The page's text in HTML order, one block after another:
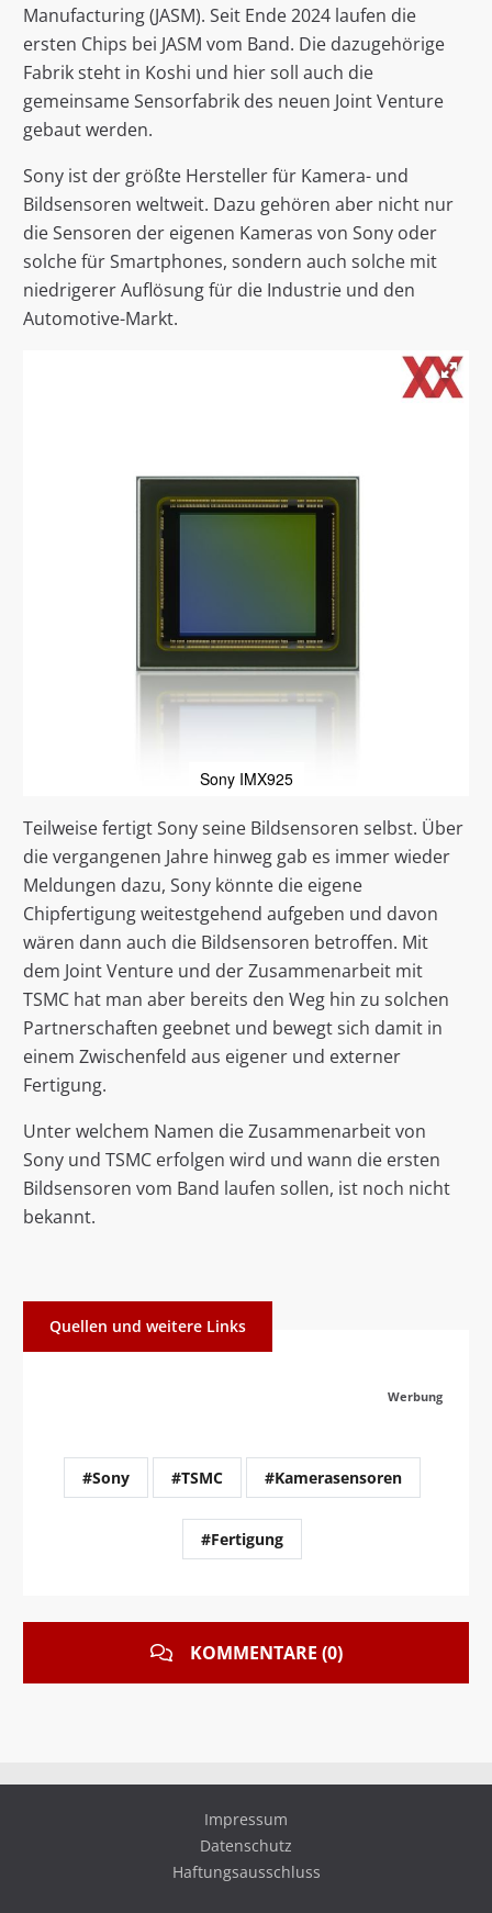
Manufacturing (JASM). Seit Ende 2024 laufen die
ersten Chips bei JASM vom Band. Die dazugehörige
Fabrik steht in Koshi und hier soll auch die
gemeinsame Sensorfabrik des neuen Joint Venture
gebaut werden.
Sony ist der größte Hersteller für Kamera- und
Bildsensoren weltweit. Dazu gehören aber nicht nur
die Sensoren der eigenen Kameras von Sony oder
solche für Smartphones, sondern auch solche mit
niedrigerer Auflösung für die Industrie und den
Automotive-Markt.
Sony IMX925
Teilweise fertigt Sony seine Bildsensoren selbst. Über
die vergangenen Jahre hinweg gab es immer wieder
Meldungen dazu, Sony könnte die eigene
Chipfertigung weitestgehend aufgeben und davon
wären dann auch die Bildsensoren betroffen. Mit
dem Joint Venture und der Zusammenarbeit mit
TSMC hat man aber bereits den Weg hin zu solchen
Partnerschaften geebnet und bewegt sich damit in
einem Zwischenfeld aus eigener und externer
Fertigung.
Unter welchem Namen die Zusammenarbeit von
Sony und TSMC erfolgen wird und wann die ersten
Bildsensoren vom Band laufen sollen, ist noch nicht
bekannt.
Quellen und weitere Links
Werbung
#Sony #TSMC #Kamerasensoren
#Fertigung
KOMMENTARE (0)
Impressum
Datenschutz
Haftungsausschluss